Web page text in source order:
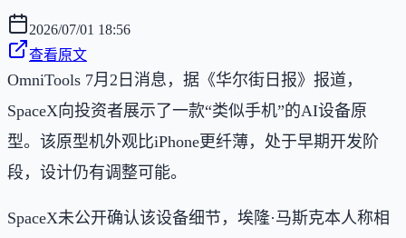
2026/07/01 18:56
查看原文
OmniTools 7月2日消息，据《华尔街日报》报道，
SpaceX向投资者展示了一款“类似手机”的AI设备原
型。该原型机外观比iPhone更纤薄，处于早期开发阶
段，设计仍有调整可能。
SpaceX未公开确认该设备细节，埃隆·马斯克本人称相